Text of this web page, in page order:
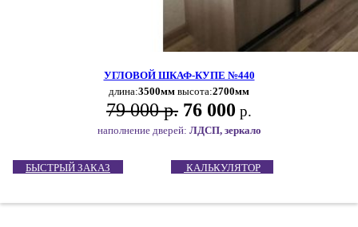
УГЛОВОЙ ШКАФ-КУПЕ №440
длина:3500мм высота:2700мм
79 000 р. 76 000 р.
наполнение дверей: ЛДСП, зеркало
БЫСТРЫЙ ЗАКАЗ КАЛЬКУЛЯТОР